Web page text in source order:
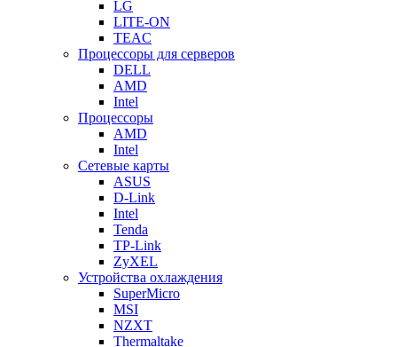
LG
LITE-ON
TEAC
Процессоры для серверов
DELL
AMD
Intel
Процессоры
AMD
Intel
Сетевые карты
ASUS
D-Link
Intel
Tenda
TP-Link
ZyXEL
Устройства охлаждения
SuperMicro
MSI
NZXT
Thermaltake